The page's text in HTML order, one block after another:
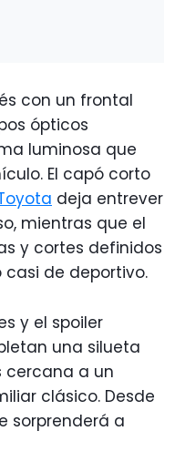
con un frontal
ópticos
luminosa que
El capó corto
deja entrever
mientras que el
y cortes definidos
de deportivo.
y el spoiler
una silueta
cercana a un
clásico. Desde
sorprenderá a